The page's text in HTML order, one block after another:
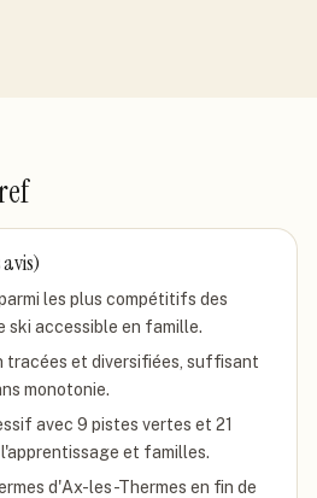
les plus compétitifs des
ski accessible en famille.
tracées et diversifiées, suffisant
monotonie.
avec 9 pistes vertes et 21
et familles.
d'Ax-les-Thermes en fin de